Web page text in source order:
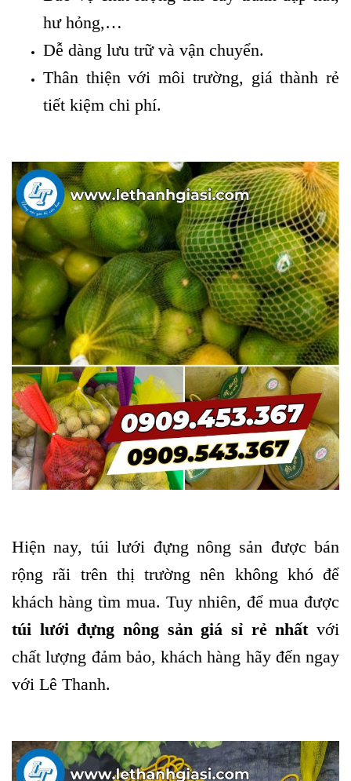
hư hỏng,…
Dễ dàng lưu trữ và vận chuyển.
Thân thiện với môi trường, giá thành rẻ
tiết kiệm chi phí.
Hiện nay, túi lưới đựng nông sản được bán
rộng rãi trên thị trường nên không khó để
khách hàng tìm mua. Tuy nhiên, để mua được
túi lưới đựng nông sản giá sỉ rẻ nhất với
chất lượng đảm bảo, khách hàng hãy đến ngay
với Lê Thanh.